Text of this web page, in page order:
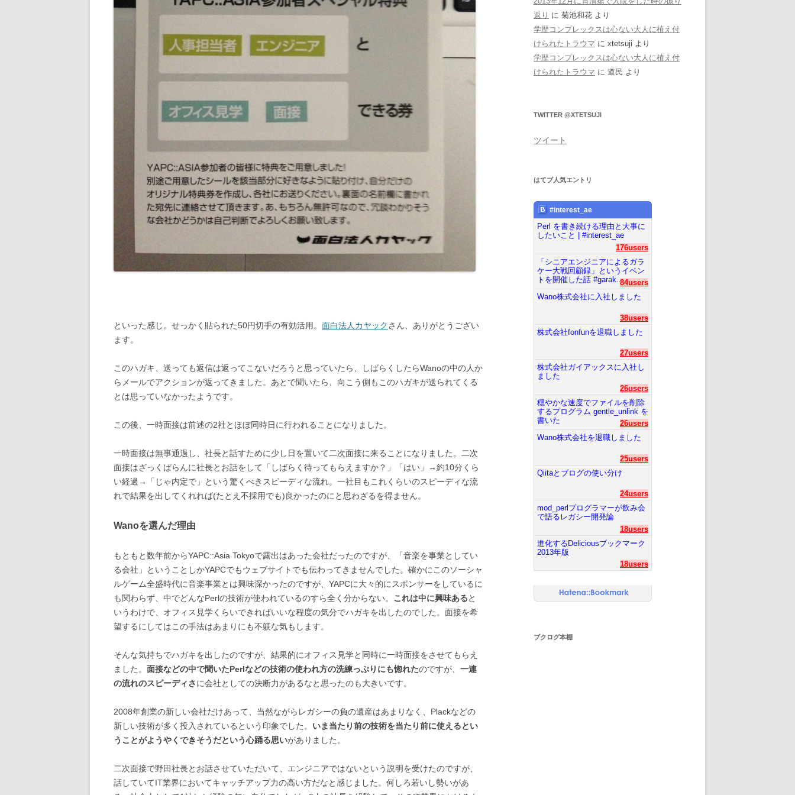
といった感じ。せっかく貼られた50円切手の有効活用。 面白法人カヤック さん、ありがとうござい
ます。
このハガキ、送っても返信は返ってこないだろうと思っていたら、しばらくしたらWanoの中の人か
らメールでアクションが返ってきました。あとで聞いたら、向こう側もこのハガキが送られてくる
とは思っていなかったようです。
この後、一時面接は前述の2社とほぼ同時日に行われることになりました。
一時面接は無事通過し、社長と話すために少し日を置いて二次面接に来ることになりました。二次
面接はざっくばらんに社長とお話をして「しばらく待ってもらえますか？」「はい」→約10分くら
い経過→「じゃ内定で」という驚くべきスピーディな流れ。一社目もこれくらいのスピーディな流
れで結果を出してくれれば(たとえ不採用でも)良かったのにと思わざるを得ません。
Wanoを選んだ理由
もともと数年前からYAPC::Asia Tokyoで露出はあった会社だったのですが、「音楽を事業としてい
る会社」ということしかYAPCでもウェブサイトでも伝わってきませんでした。確かにこのソーシャ
ルゲーム全盛時代に音楽事業とは興味深かったのですが、YAPCに大々的にスポンサーをしているに
も関わらず、中でどんなPerlの技術が使われているのすら全く分からない。 これは中に興味あると
いうわけで、オフィス見学くらいできればいいな程度の気分でハガキを出したのでした。面接を希
望するにしてはこの手法はあまりにも不躾な気もします。
そんな気持ちでハガキを出したのですが、結果的にオフィス見学と同時に一時面接をさせてもらえ
ました。 面接などの中で聞いたPerlなどの技術の使われ方の洗練っぷりにも惚れたのですが、 一連
の流れのスピーディさに会社としての決断力があるなと思ったのも大きいです。
2008年創業の新しい会社だけあって、当然ながらレガシーの負の遺産はあまりなく、Plackなどの
新しい技術が多く投入されているという印象でした。 いま当たり前の技術を当たり前に使えるとい
うことがようやくできそうだという心踊る思いがありました。
二次面接で野田社長とお話させていただいて、エンジニアではないという説明を受けたのですが、
話していてIT業界においてキャッチアップ力の高い方だなと感じました。何しろ若いし勢いがあ
返り に 菊池和花 より
学歴コンプレックスは心ない大人に植え付
けられたトラウマ に xtetsuji より
学歴コンプレックスは心ない大人に植え付
けられたトラウマ に 道民 より
TWITTER @XTETSUJI
ツイート
はてブ人気エントリ
#interest_ae
Perl を書き続ける理由と大事に
したいこと | #interest_ae
176users
「シニアエンジニアによるガラ
ケー大戦回顧録」というイベン
トを開催した話 #garak...84users
Wano株式会社に入社しました
38users
株式会社fonfunを退職しました
27users
株式会社ガイアックスに入社し
ました
26users
穏やかな速度でファイルを削除
するプログラム gentle_unlink を
書いた
26users
Wano株式会社を退職しました
25users
Qiitaとブログの使い分け
24users
mod_perlプログラマーが飲み会
で語るレガシー開発論
18users
進化するDeliciousブックマーク
2013年版
18users
ブクログ本棚